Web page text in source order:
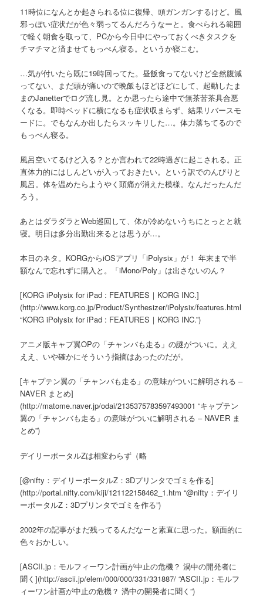
11時位になんとか起きられる位に復帰、頭ガンガンするけど。風
邪っぽい症状だが色々弱ってるんだろうなーと。食べられる範囲
で軽く朝食を取って、PCから今日中にやっておくべきタスクを
チマチマと済ませてもっぺん寝る。というか寝こむ。
…気が付いたら既に19時回ってた。昼飯食ってないけど全然腹減
ってない、まだ頭が痛いので晩飯もほどほどにして、起動したま
まのJanetterでログ流し見。とか思ったら途中で無茶苦茶具合悪
くなる。即時ベッドに横になるも症状収まらず、結果リバースモ
ードに。でもなんか出したらスッキリした…。体力落ちてるので
もっぺん寝る。
風呂空いてるけど入る？とか言われて22時過ぎに起こされる。正
直体力的にはしんどいが入っておきたい。という訳でのんびりと
風呂。体を温めたらようやく頭痛が消えた模様。なんだったんだ
ろう。
あとはダラダラとWeb巡回して、体が冷めないうちにとっとと就
寝。明日は多分出勤出来るとは思うが…。
本日のネタ。KORGからiOSアプリ「iPolysix」が！ 年末まで半
額なんで忘れずに購入と。「iMono/Poly」は出さないのん？
[KORG iPolysix for iPad : FEATURES｜KORG INC.]
(http://www.korg.co.jp/Product/Synthesizer/iPolysix/features.html
“KORG iPolysix for iPad : FEATURES｜KORG INC.”)
アニメ版キャプ翼OPの「チャンバも走る」の謎がついに。ええ
ええ、いや確かにそういう指摘はあったのだが。
[キャプテン翼の「チャンバも走る」の意味がついに解明される –
NAVER まとめ]
(http://matome.naver.jp/odai/2135375783597493001 “キャプテン
翼の「チャンバも走る」の意味がついに解明される – NAVER ま
とめ”)
デイリーポータルZは相変わらず（略
[@nifty：デイリーポータルZ：3Dプリンタでゴミを作る]
(http://portal.nifty.com/kiji/121122158462_1.htm “@nifty：デイリ
ーポータルZ：3Dプリンタでゴミを作る”)
2002年の記事がまだ残ってるんだなーと素直に思った。額面的に
色々おかしい。
[ASCII.jp：モルフィーワン計画が中止の危機？ 渦中の開発者に
聞く](http://ascii.jp/elem/000/000/331/331887/ “ASCII.jp：モルフ
ィーワン計画が中止の危機？ 渦中の開発者に聞く”)